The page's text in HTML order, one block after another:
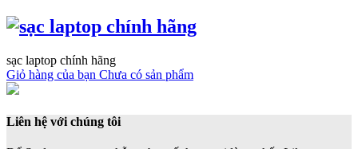
sạc laptop chính hãng
Giỏ hàng của bạn Chưa có sản phẩm
Liên hệ với chúng tôi